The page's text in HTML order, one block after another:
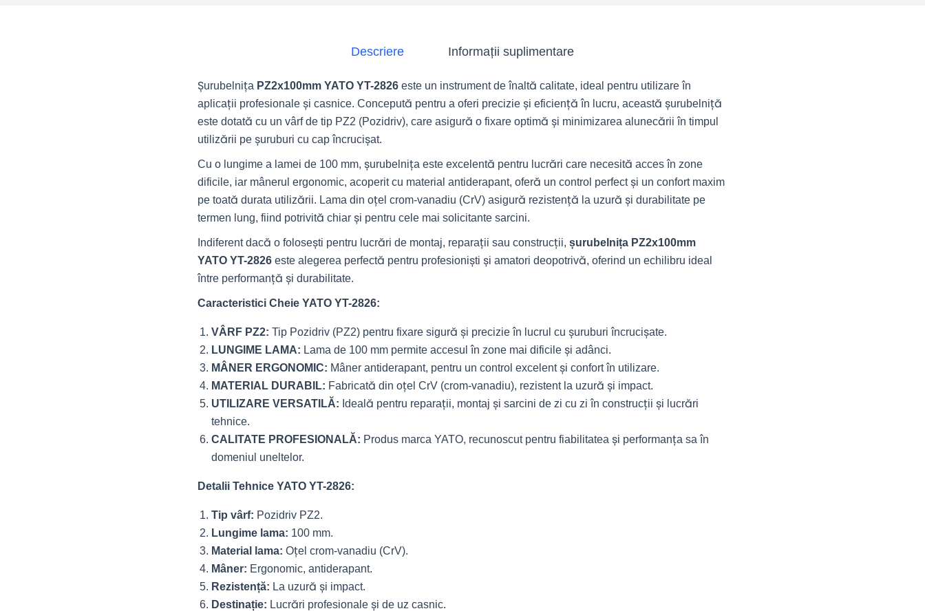
Descriere Informații suplimentare
Șurubelnița PZ2x100mm YATO YT-2826 este un instrument de înaltă calitate, ideal pentru utilizare în
aplicații profesionale și casnice. Concepută pentru a oferi precizie și eficiență în lucru, această șurubelniță
este dotată cu un vârf de tip PZ2 (Pozidriv), care asigură o fixare optimă și minimizarea alunecării în timpul
utilizării pe șuruburi cu cap încrucișat.
Cu o lungime a lamei de 100 mm, șurubelnița este excelentă pentru lucrări care necesită acces în zone
dificile, iar mânerul ergonomic, acoperit cu material antiderapant, oferă un control perfect și un confort maxim
pe toată durata utilizării. Lama din oțel crom-vanadiu (CrV) asigură rezistență la uzură și durabilitate pe
termen lung, fiind potrivită chiar și pentru cele mai solicitante sarcini.
Indiferent dacă o folosești pentru lucrări de montaj, reparații sau construcții, șurubelnița PZ2x100mm
YATO YT-2826 este alegerea perfectă pentru profesioniști și amatori deopotrivă, oferind un echilibru ideal
între performanță și durabilitate.
Caracteristici Cheie YATO YT-2826:
VÂRF PZ2: Tip Pozidriv (PZ2) pentru fixare sigură și precizie în lucrul cu șuruburi încrucișate.
LUNGIME LAMA: Lama de 100 mm permite accesul în zone mai dificile și adânci.
MÂNER ERGONOMIC: Mâner antiderapant, pentru un control excelent și confort în utilizare.
MATERIAL DURABIL: Fabricată din oțel CrV (crom-vanadiu), rezistent la uzură și impact.
UTILIZARE VERSATILĂ: Ideală pentru reparații, montaj și sarcini de zi cu zi în construcții și lucrări
tehnice.
CALITATE PROFESIONALĂ: Produs marca YATO, recunoscut pentru fiabilitatea și performanța sa în
domeniul uneltelor.
Detalii Tehnice YATO YT-2826:
Tip vârf: Pozidriv PZ2.
Lungime lama: 100 mm.
Material lama: Oțel crom-vanadiu (CrV).
Mâner: Ergonomic, antiderapant.
Rezistență: La uzură și impact.
Destinație: Lucrări profesionale și de uz casnic.